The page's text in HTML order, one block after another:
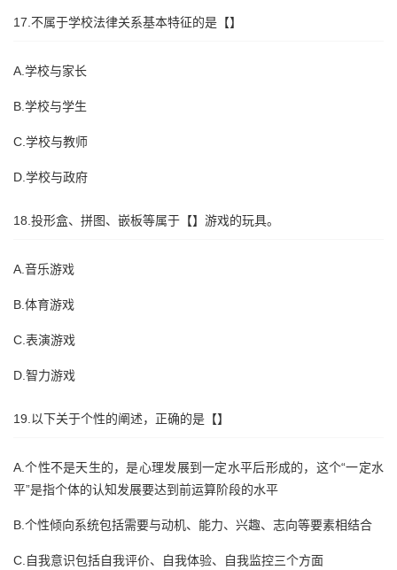
17.不属于学校法律关系基本特征的是【】
A.学校与家长
B.学校与学生
C.学校与教师
D.学校与政府
18.投形盒、拼图、嵌板等属于【】游戏的玩具。
A.音乐游戏
B.体育游戏
C.表演游戏
D.智力游戏
19.以下关于个性的阐述，正确的是【】
A.个性不是天生的，是心理发展到一定水平后形成的，这个“一定水
平”是指个体的认知发展要达到前运算阶段的水平
B.个性倾向系统包括需要与动机、能力、兴趣、志向等要素相结合
C.自我意识包括自我评价、自我体验、自我监控三个方面